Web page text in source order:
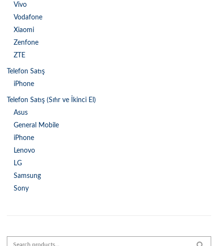
Vivo
Vodafone
Xiaomi
Zenfone
ZTE
Telefon Satış
iPhone
Telefon Satış (Sıfır ve İkinci El)
Asus
General Mobile
iPhone
Lenovo
LG
Samsung
Sony
Search for: